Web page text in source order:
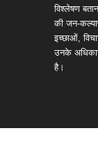
विश्लेषण
की जन-
इच्छाओं,
उनके
है।